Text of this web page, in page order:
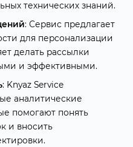
технических знаний.
: Сервис предлагает
для персонализации
делать рассылки
и эффективными.
: Knyaz Service
аналитические
помогают понять
и вносить